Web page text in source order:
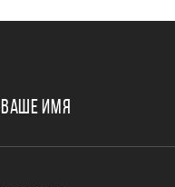
ВАШЕ ИМЯ